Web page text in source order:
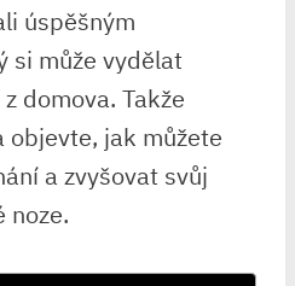
úspěšným
si může vydělat
domova. Takže
objevte, jak můžete
a zvyšovat svůj
noze.